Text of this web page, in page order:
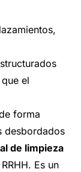
el
forma
desbordados
de limpieza
Es un